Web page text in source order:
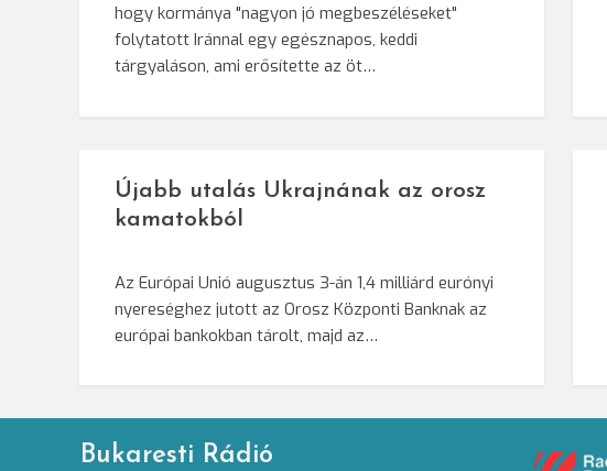
hogy kormánya "nagyon jó megbeszéléseket"
folytatott Iránnal egy egésznapos, keddi
tárgyaláson, ami erősítette az öt…
Újabb utalás Ukrajnának az orosz
kamatokból
Az Európai Unió augusztus 3-án 1,4 milliárd eurónyi
nyereséghez jutott az Orosz Központi Banknak az
európai bankokban tárolt, majd az…
Bukaresti Rádió